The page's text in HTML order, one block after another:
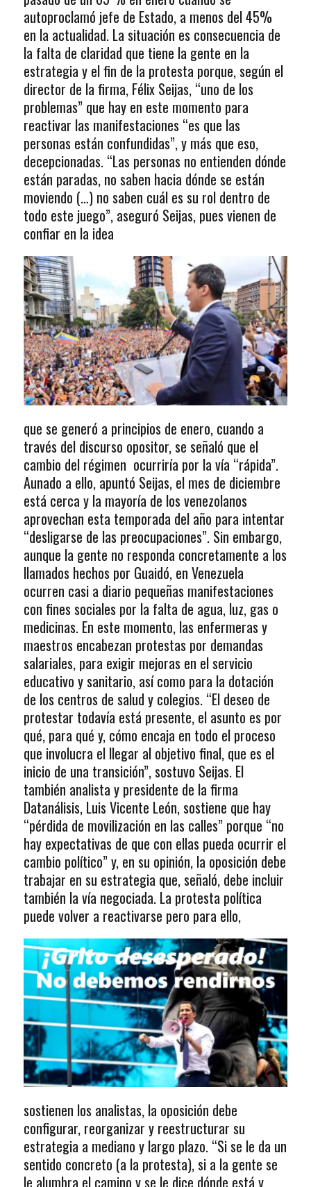
autoproclamó jefe de Estado, a menos del 45%
en la actualidad. La situación es consecuencia de
la falta de claridad que tiene la gente en la
estrategia y el fin de la protesta porque, según el
director de la firma, Félix Seijas, “uno de los
problemas” que hay en este momento para
reactivar las manifestaciones “es que las
personas están confundidas”, y más que eso,
decepcionadas. “Las personas no entienden dónde
están paradas, no saben hacia dónde se están
moviendo (…) no saben cuál es su rol dentro de
todo este juego”, aseguró Seijas, pues vienen de
confiar en la idea
que se generó a principios de enero, cuando a
través del discurso opositor, se señaló que el
cambio del régimen ocurriría por la vía “rápida”.
Aunado a ello, apuntó Seijas, el mes de diciembre
está cerca y la mayoría de los venezolanos
aprovechan esta temporada del año para intentar
“desligarse de las preocupaciones”. Sin embargo,
aunque la gente no responda concretamente a los
llamados hechos por Guaidó, en Venezuela
ocurren casi a diario pequeñas manifestaciones
con fines sociales por la falta de agua, luz, gas o
medicinas. En este momento, las enfermeras y
maestros encabezan protestas por demandas
salariales, para exigir mejoras en el servicio
educativo y sanitario, así como para la dotación
de los centros de salud y colegios. “El deseo de
protestar todavía está presente, el asunto es por
qué, para qué y, cómo encaja en todo el proceso
que involucra el llegar al objetivo final, que es el
inicio de una transición”, sostuvo Seijas. El
también analista y presidente de la firma
Datanálisis, Luis Vicente León, sostiene que hay
“pérdida de movilización en las calles” porque “no
hay expectativas de que con ellas pueda ocurrir el
cambio político” y, en su opinión, la oposición debe
trabajar en su estrategia que, señaló, debe incluir
también la vía negociada. La protesta política
puede volver a reactivarse pero para ello,
sostienen los analistas, la oposición debe
configurar, reorganizar y reestructurar su
estrategia a mediano y largo plazo. “Si se le da un
sentido concreto (a la protesta), si a la gente se
le alumbra el camino y se le dice dónde está y